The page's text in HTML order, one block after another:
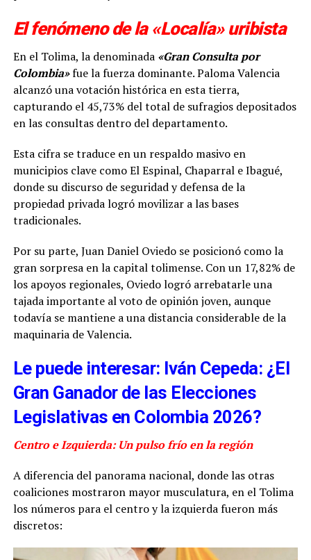
El fenómeno de la «Localía» uribista
En el Tolima, la denominada«Gran Consulta por
Colombia»fue la fuerza dominante. Paloma Valencia
alcanzó una votación histórica en esta tierra,
capturando el 45,73% del total de sufragios depositados
en las consultas dentro del departamento.
Esta cifra se traduce en un respaldo masivo en
municipios clave como El Espinal, Chaparral e Ibagué,
donde su discurso de seguridad y defensa de la
propiedad privada logró movilizar a las bases
tradicionales.
Por su parte, Juan Daniel Oviedo se posicionó como la
gran sorpresa en la capital tolimense. Con un 17,82% de
los apoyos regionales, Oviedo logró arrebatarle una
tajada importante al voto de opinión joven, aunque
todavía se mantiene a una distancia considerable de la
maquinaria de Valencia.
Le puede interesar: Iván Cepeda: ¿El
Gran Ganador de las Elecciones
Legislativas en Colombia 2026?
Centro e Izquierda: Un pulso frío en la región
A diferencia del panorama nacional, donde las otras
coaliciones mostraron mayor musculatura, en el Tolima
los números para el centro y la izquierda fueron más
discretos: